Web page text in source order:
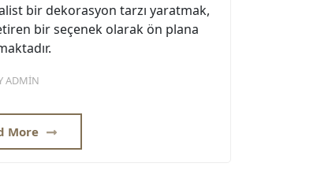
bir dekorasyon tarzı yaratmak,
bir seçenek olarak ön plana
ADMIN
More